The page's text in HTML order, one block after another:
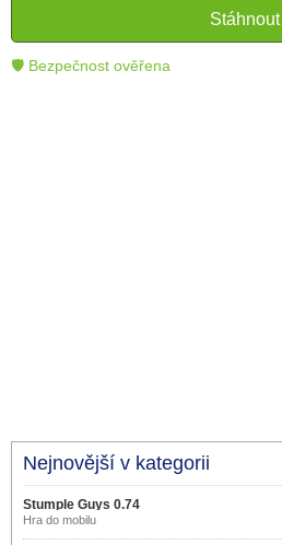
moderní technologie.
Stáhnout
🛡 Bezpečnost ověřena
Nejnovější v kategorii
Stumple Guys 0.74
Hra do mobilu